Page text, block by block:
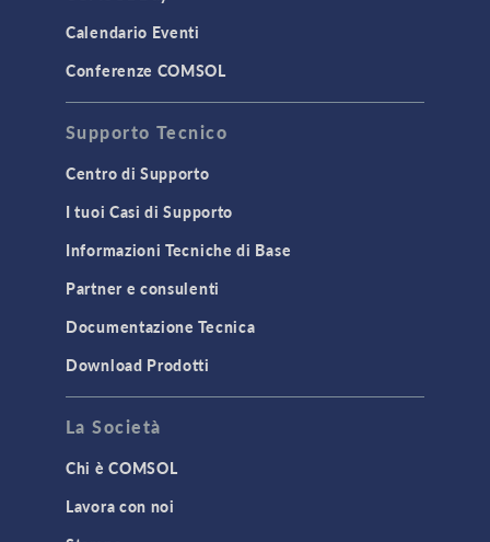
Calendario Eventi
Conferenze COMSOL
Supporto Tecnico
Centro di Supporto
I tuoi Casi di Supporto
Informazioni Tecniche di Base
Partner e consulenti
Documentazione Tecnica
Download Prodotti
La Società
Chi è COMSOL
Lavora con noi